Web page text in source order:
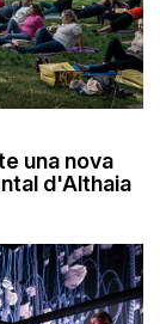
una nova
d'Althaia